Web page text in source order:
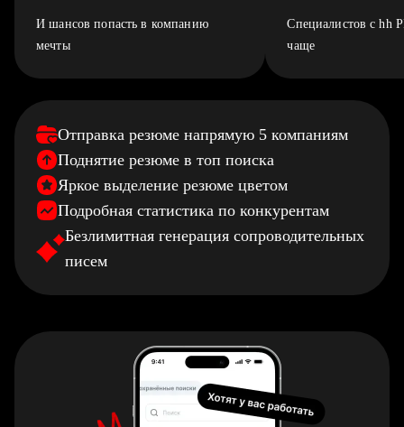
И шансов попасть в компанию
мечты
Специалистов с hh
чаще
Отправка резюме напрямую 5 компаниям
Поднятие резюме в топ поиска
Яркое выделение резюме цветом
Подробная статистика по конкурентам
Безлимитная генерация сопроводительных
писем